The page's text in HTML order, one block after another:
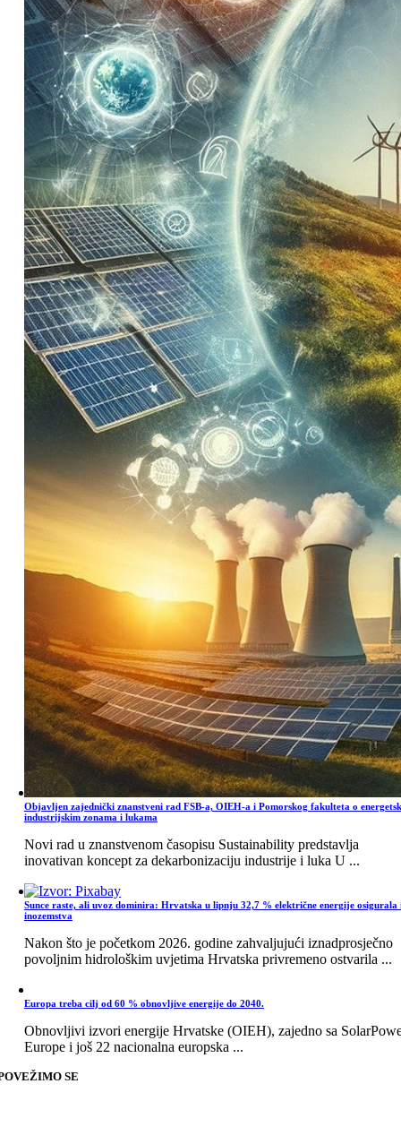
Objavljen zajednički znanstveni rad FSB-a, OIEH-a i Pomorskog fakulteta o
industrijskim zonama i lukama
Novi rad u znanstvenom časopisu Sustainability predstavlja
inovativan koncept za dekarbonizaciju industrije i luka U ...
Sunce raste, ali uvoz dominira: Hrvatska u lipnju 32,7 % električne energije osigurala
inozemstva
Nakon što je početkom 2026. godine zahvaljujući iznadprosječno
povoljnim hidrološkim uvjetima Hrvatska privremeno ostvarila ...
Europa treba cilj od 60 % obnovljive energije do 2040.
Obnovljivi izvori energije Hrvatske (OIEH), zajedno sa
Europe i još 22 nacionalna europska ...
SE